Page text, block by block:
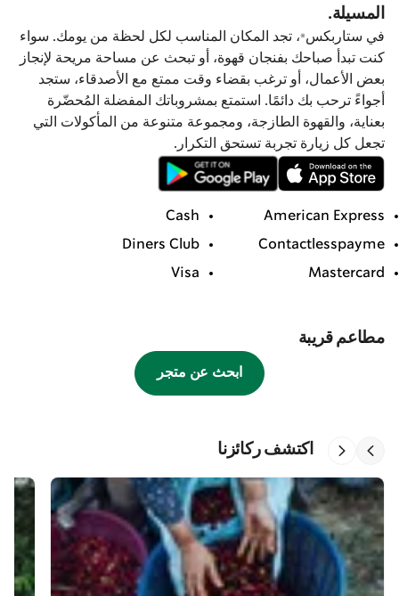
المسيلة.
في ستاربكس®، تجد المكان المناسب لكل لحظة من يومك. سواء
كنت تبدأ صباحك بفنجان قهوة، أو تبحث عن مساحة مريحة لإنجاز
بعض الأعمال، أو ترغب بقضاء وقت ممتع مع الأصدقاء، ستجد
أجواءً ترحب بك دائمًا. استمتع بمشروباتك المفضلة المُحضّرة
بعناية، والقهوة الطازجة، ومجموعة متنوعة من المأكولات التي
تجعل كل زيارة تجربة تستحق التكرار.
American Express
Cash
Contactlesspayme
Diners Club
Mastercard
Visa
مطاعم قريبة
ابحث عن متجر
اكتشف ركائزنا